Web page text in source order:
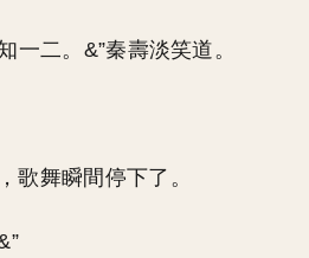
一二。&”秦壽淡笑道。
歌舞瞬間停下了。